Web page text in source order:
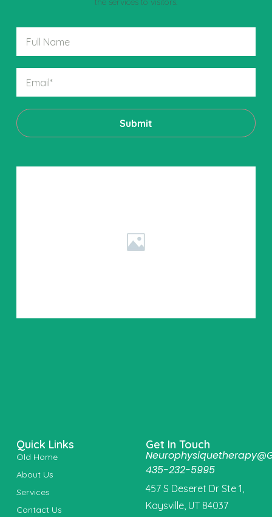
Submit
Quick Links
Old Home
About Us
Services
Contact Us
Get In Touch
435-232-5995
457 S Deseret Dr Ste 1,
Kaysville, UT 84037